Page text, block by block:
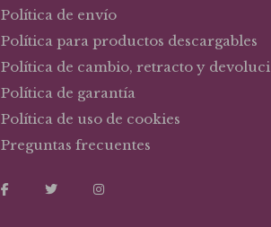
Política de envío
Política para productos descargables
Política de cambio, retracto y
Política de garantía
Política de uso de cookies
Preguntas frecuentes